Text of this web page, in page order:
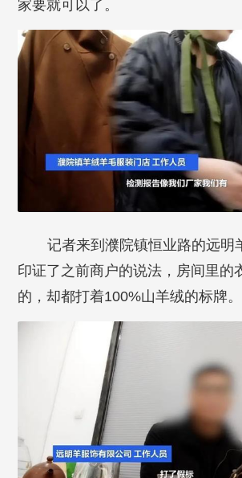
家要就可以了。
记者来到濮院镇恒业路的远明
印证了之前商户的说法，房间里的
的，却都打着100%山羊绒的标牌。